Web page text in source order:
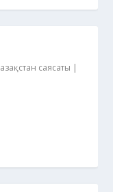
Қазақстан саясаты |